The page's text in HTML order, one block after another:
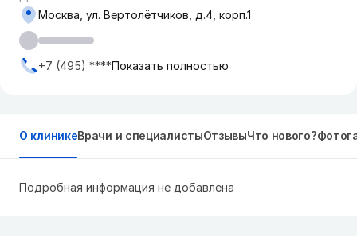
Москва, ул. Вертолётчиков, д.4, корп.1
+7 (495) ****Показать полностью
О клиникеВрачи и специалистыОтзывыЧто нового?
Подробная информация не добавлена